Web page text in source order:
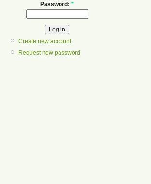
Password: *
Create new account
Request new password